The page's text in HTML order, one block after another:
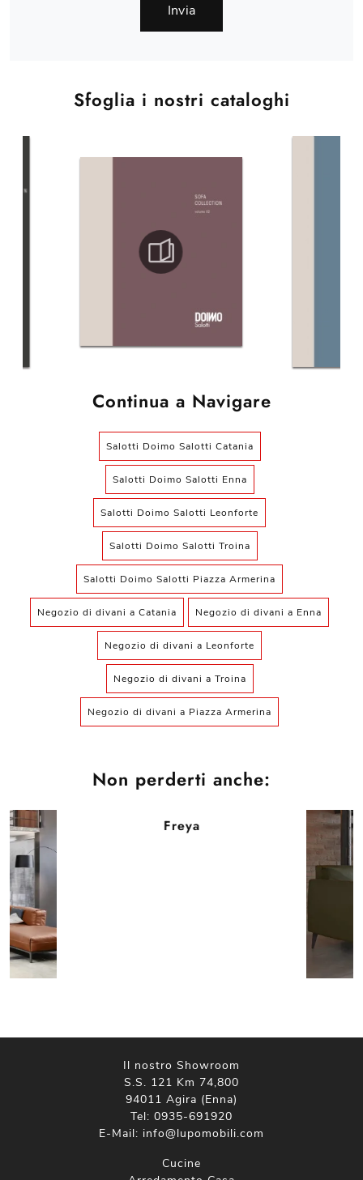
Sfoglia i nostri cataloghi
Continua a Navigare
Salotti Doimo Salotti Catania
Salotti Doimo Salotti Enna
Salotti Doimo Salotti Leonforte
Salotti Doimo Salotti Troina
Salotti Doimo Salotti Piazza Armerina
Negozio di divani a Catania Negozio di divani a Enna
Negozio di divani a Leonforte
Negozio di divani a Troina
Negozio di divani a Piazza Armerina
Invia
Non perderti anche:
Freya
Il nostro Showroom
S.S. 121 Km 74,800
94011 Agira (Enna)
Tel: 0935-691920
E-Mail: info@lupomobili.com
Cucine